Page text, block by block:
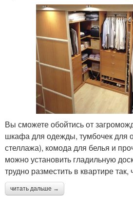
Вы сможете обойтись от
шкафа для одежды, тумбочек для
стеллажа), комода для белья и
можно установить гладильную
трудно разместить в квартире
читать дальше →